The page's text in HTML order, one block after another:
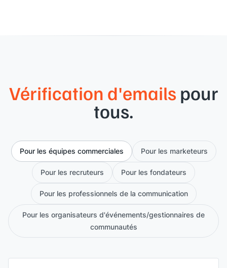
Vérification d'emails pour
tous.
Pour les équipes commerciales Pour les marketeurs
Pour les recruteurs Pour les fondateurs
Pour les professionnels de la communication
Pour les organisateurs d'événements/gestionnaires de
communautés